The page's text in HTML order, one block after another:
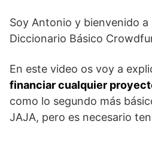
Soy Antonio y bienvenido a
Diccionario Básico
En este video os voy a
financiar cualquier
como lo segundo más
JAJA, pero es necesario